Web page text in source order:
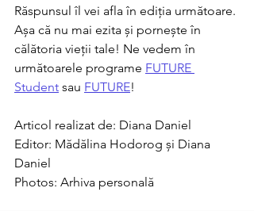
Răspunsul îl vei afla în ediția următoare.
Așa că nu mai ezita și pornește în
călătoria vieții tale! Ne vedem în
următoarele programe FUTURE
Student sau FUTURE!
Articol realizat de: Diana Daniel
Editor: Mădălina Hodorog și Diana
Daniel
Photos: Arhiva personală